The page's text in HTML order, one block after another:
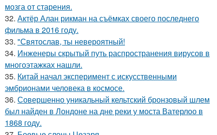
мозга от старения.
32. Актёр Алан рикман на съёмках своего последнего
фильма в 2016 году.
33. "Святослав, ты невероятный!
34. Инженеры скрытый путь распространения вирусов в
многоэтажках нашли.
35. Китай начал эксперимент с искусственными
эмбрионами человека в космосе.
36. Совершенно уникальный кельтский бронзовый шлем
был найден в Лондоне на дне реки у моста Ватерлоо в
1868 году.